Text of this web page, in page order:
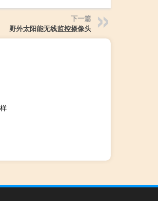
下一篇
野外太阳能无线监控摄像头